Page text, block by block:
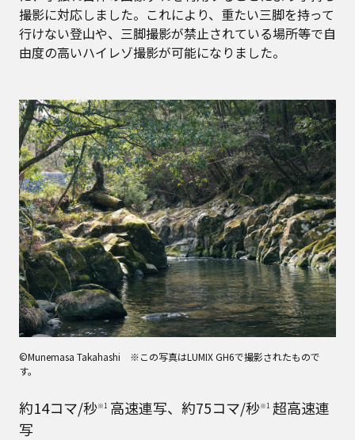
撮影に対応しました。これにより、重たい三脚を持って
行けない登山や、三脚撮影が禁止されている場所等で自
由度の高いハイレゾ撮影が可能になりました。
©Munemasa Takahashi ※この写真はLUMIX GH6で撮影されたもので
す。
約14コマ/秒※1 高速連写、約75コマ/秒※1 超高速連
写